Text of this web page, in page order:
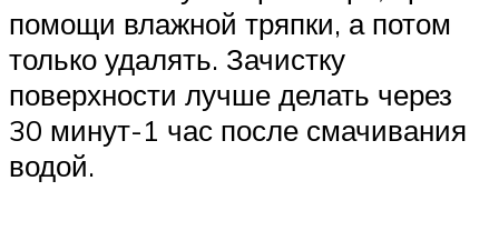
помощи влажной тряпки, а потом
только удалять. Зачистку
поверхности лучше делать через
30 минут-1 час после смачивания
водой.